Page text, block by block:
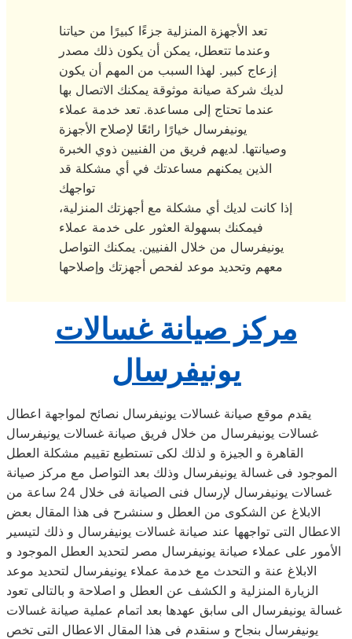
تعد الأجهزة المنزلية جزءًا كبيرًا من حياتنا
وعندما تتعطل، يمكن أن يكون ذلك مصدر
إزعاج كبير. لهذا السبب من المهم أن يكون
لديك شركة صيانة موثوقة يمكنك الاتصال بها
عندما تحتاج إلى مساعدة. تعد خدمة عملاء
يونيفرسال خيارًا رائعًا لإصلاح الأجهزة
وصيانتها. لديهم فريق من الفنيين ذوي الخبرة
الذين يمكنهم مساعدتك في أي مشكلة قد
تواجهك
إذا كانت لديك أي مشكلة مع أجهزتك المنزلية،
فيمكنك بسهولة العثور على خدمة عملاء
يونيفرسال من خلال الفنيين. يمكنك التواصل
معهم وتحديد موعد لفحص أجهزتك وإصلاحها
مركز صيانة غسالات
يونيفرسال
يقدم موقع صيانة غسالات يونيفرسال نصائح لمواجهة اعطال
غسالات يونيفرسال من خلال فريق صيانة غسالات يونيفرسال
القاهرة و الجيزة و لذلك لكى تستطيع تقييم مشكلة العطل
الموجود فى غسالة يونيفرسال وذلك بعد التواصل مع مركز صيانة
غسالات يونيفرسال لإرسال فنى الصيانة فى خلال 24 ساعة من
الابلاغ عن الشكوى من العطل و سنشرح فى هذا المقال بعض
الاعطال التى تواجهها عند صيانة غسالات يونيفرسال و ذلك لتيسير
الأمور على عملاء صيانة يونيفرسال مصر لتحديد العطل الموجود و
الابلاغ عنة و التحدث مع خدمة عملاء يونيفرسال لتحديد موعد
الزيارة المنزلية و الكشف عن العطل و اصلاحة و بالتالى تعود
غسالة يونيفرسال الى سابق عهدها بعد اتمام عملية صيانة غسالات
يونيفرسال بنجاح و سنقدم فى هذا المقال الاعطال التى تخص